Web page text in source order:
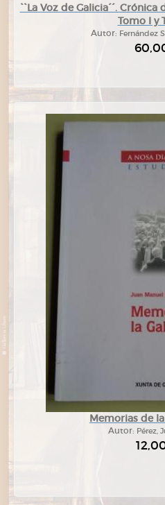
``La Voz de Galicia´´.
Tomo I y
Autor: Fernández
Memorias de
Autor: Pérez,